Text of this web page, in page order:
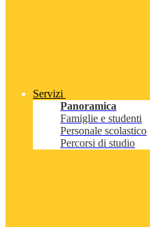
Servizi
Panoramica
Famiglie e studenti
Personale scolastico
Percorsi di studio